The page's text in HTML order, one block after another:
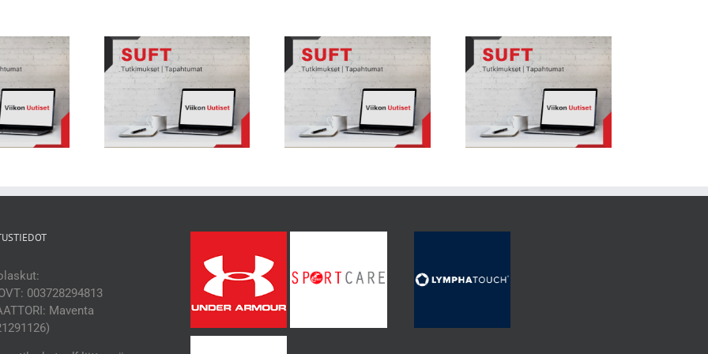
Uutiset 72: Tennispelaajien
on aiempaa pidempi
Viikon Uutiset 71: Suositukset lasten
ja nuorten liikuntavammojen
ehkäisemiseksi
Viikon Uutiset 70: Vammoja
ehkäisevät ohjelmat eivät aina toimi
Viikon Uutiset 74: Puoliero ei aina
lisää vammariskiä
003728294813
Maventa